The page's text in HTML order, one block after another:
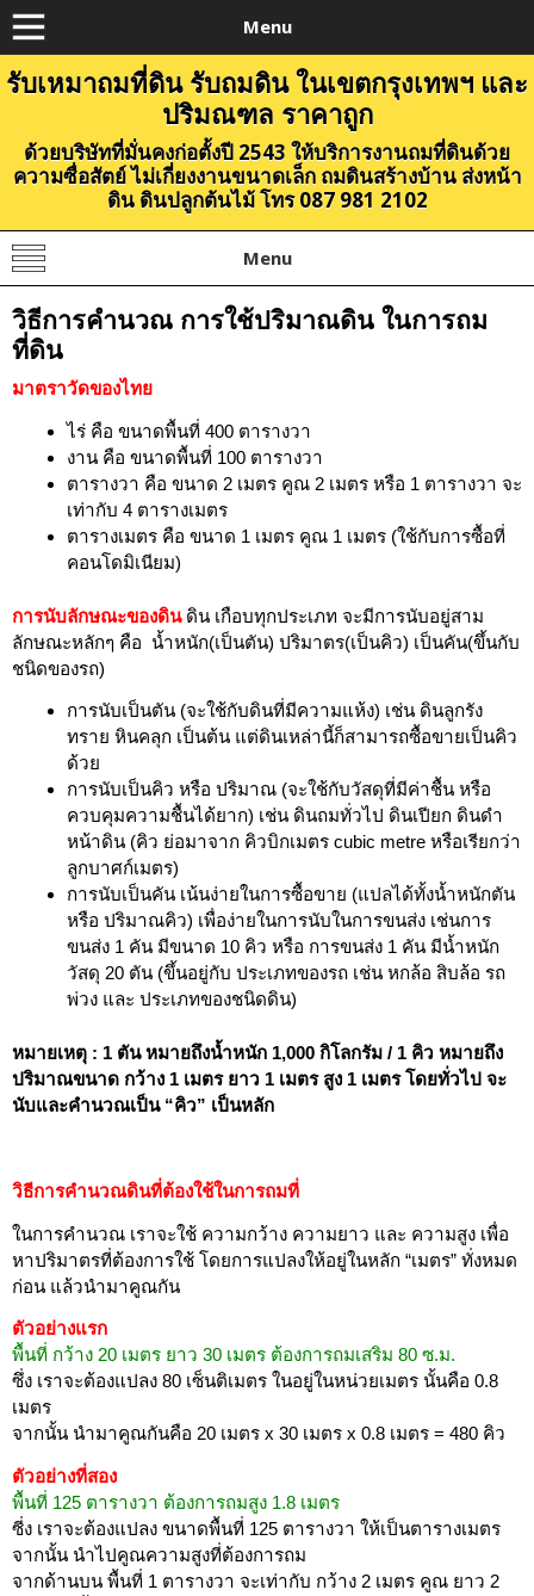
Menu
รับเหมาถมที่ดิน รับถมดิน ในเขตกรุงเทพฯ และ
ปริมณฑล ราคาถูก
ด้วยบริษัทที่มั่นคงก่อตั้งปี 2543 ให้บริการงานถมที่ดินด้วย
ความซื่อสัตย์ ไม่เกี่ยงงานขนาดเล็ก ถมดินสร้างบ้าน ส่งหน้า
ดิน ดินปลูกต้นไม้ โทร 087 981 2102
Menu
วิธีการคำนวณ การใช้ปริมาณดิน ในการถม
ที่ดิน
มาตราวัดของไทย
ไร่ คือ ขนาดพื้นที่ 400 ตารางวา
งาน คือ ขนาดพื้นที่ 100 ตารางวา
ตารางวา คือ ขนาด 2 เมตร คูณ 2 เมตร หรือ 1 ตารางวา จะ
เท่ากับ 4 ตารางเมตร
ตารางเมตร คือ ขนาด 1 เมตร คูณ 1 เมตร (ใช้กับการซื้อที่
คอนโดมิเนียม)
การนับลักษณะของดินดิน เกือบทุกประเภท จะมีการนับอยู่สาม
ลักษณะหลักๆ คือ น้ำหนัก(เป็นตัน) ปริมาตร(เป็นคิว) เป็นคัน(ขึ้นกับ
ชนิดของรถ)
การนับเป็นตัน (จะใช้กับดินที่มีความแห้ง) เช่น ดินลูกรัง
ทราย หินคลุก เป็นต้น แต่ดินเหล่านี้ก็สามารถซื้อขายเป็นคิว
ด้วย
การนับเป็นคิว หรือ ปริมาณ (จะใช้กับวัสดุที่มีค่าชื้น หรือ
ควบคุมความชื้นได้ยาก) เช่น ดินถมทั่วไป ดินเปียก ดินดำ
หน้าดิน (คิว ย่อมาจาก คิวบิกเมตร cubic metre หรือเรียกว่า
ลูกบาศก์เมตร)
การนับเป็นคัน เน้นง่ายในการซื้อขาย (แปลได้ทั้งน้ำหนักตัน
หรือ ปริมาณคิว) เพื่อง่ายในการนับในการขนส่ง เช่นการ
ขนส่ง 1 คัน มีขนาด 10 คิว หรือ การขนส่ง 1 คัน มีน้ำหนัก
วัสดุ 20 ตัน (ขึ้นอยู่กับ ประเภทของรถ เช่น หกล้อ สิบล้อ รถ
พ่วง และ ประเภทของชนิดดิน)
หมายเหตุ : 1 ตัน หมายถึงน้ำหนัก 1,000 กิโลกรัม / 1 คิว หมายถึง
ปริมาณขนาด กว้าง 1 เมตร ยาว 1 เมตร สูง 1 เมตร โดยทั่วไป จะ
นับและคำนวณเป็น “คิว” เป็นหลัก
วิธีการคำนวณดินที่ต้องใช้ในการถมที่
ในการคำนวณ เราจะใช้ ความกว้าง ความยาว และ ความสูง เพื่อ
หาปริมาตรที่ต้องการใช้ โดยการแปลงให้อยู่ในหลัก “เมตร” ทั่งหมด
ก่อน แล้วนำมาคูณกัน
ตัวอย่างแรก
พื้นที่ กว้าง 20 เมตร ยาว 30 เมตร ต้องการถมเสริม 80 ซ.ม.
ซึ่ง เราจะต้องแปลง 80 เซ็นติเมตร ในอยู่ในหน่วยเมตร นั้นคือ 0.8
เมตร
จากนั้น นำมาคูณกันคือ 20 เมตร x 30 เมตร x 0.8 เมตร = 480 คิว
ตัวอย่างที่สอง
พื้นที่ 125 ตารางวา ต้องการถมสูง 1.8 เมตร
ซี่ง เราจะต้องแปลง ขนาดพื้นที่ 125 ตารางวา ให้เป็นตารางเมตร
จากนั้น นำไปคูณความสูงที่ต้องการถม
จากด้านบน พื้นที่ 1 ตารางวา จะเท่ากับ กว้าง 2 เมตร คูณ ยาว 2